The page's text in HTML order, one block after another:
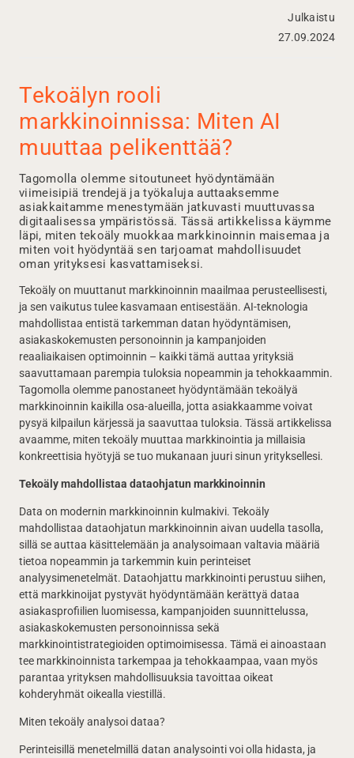
Julkaistu
27.09.2024
Tekoälyn rooli
markkinoinnissa: Miten AI
muuttaa pelikenttää?
Tagomolla olemme sitoutuneet hyödyntämään
viimeisipiä trendejä ja työkaluja auttaaksemme
asiakkaitamme menestymään jatkuvasti muuttuvassa
digitaalisessa ympäristössä. Tässä artikkelissa käymme
läpi, miten tekoäly muokkaa markkinoinnin maisemaa ja
miten voit hyödyntää sen tarjoamat mahdollisuudet
oman yrityksesi kasvattamiseksi.
Tekoäly on muuttanut markkinoinnin maailmaa perusteellisesti,
ja sen vaikutus tulee kasvamaan entisestään. AI-teknologia
mahdollistaa entistä tarkemman datan hyödyntämisen,
asiakaskokemusten personoinnin ja kampanjoiden
reaaliaikaisen optimoinnin – kaikki tämä auttaa yrityksiä
saavuttamaan parempia tuloksia nopeammin ja tehokkaammin.
Tagomolla olemme panostaneet hyödyntämään tekoälyä
markkinoinnin kaikilla osa-alueilla, jotta asiakkaamme voivat
pysyä kilpailun kärjessä ja saavuttaa tuloksia. Tässä artikkelissa
avaamme, miten tekoäly muuttaa markkinointia ja millaisia
konkreettisia hyötyjä se tuo mukanaan juuri sinun yrityksellesi.
Tekoäly mahdollistaa dataohjatun markkinoinnin
Data on modernin markkinoinnin kulmakivi. Tekoäly
mahdollistaa dataohjatun markkinoinnin aivan uudella tasolla,
sillä se auttaa käsittelemään ja analysoimaan valtavia määriä
tietoa nopeammin ja tarkemmin kuin perinteiset
analyysimenetelmät. Dataohjattu markkinointi perustuu siihen,
että markkinoijat pystyvät hyödyntämään kerättyä dataa
asiakasprofiilien luomisessa, kampanjoiden suunnittelussa,
asiakaskokemusten personoinnissa sekä
markkinointistrategioiden optimoimisessa. Tämä ei ainoastaan
tee markkinoinnista tarkempaa ja tehokkaampaa, vaan myös
parantaa yrityksen mahdollisuuksia tavoittaa oikeat
kohderyhmät oikealla viestillä.
Miten tekoäly analysoi dataa?
Perinteisillä menetelmillä datan analysointi voi olla hidasta, ja